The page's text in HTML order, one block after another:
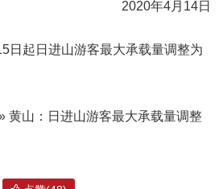
2020年4月14日
日起日进山游客最大承载量调整为
黄山：日进山游客最大承载量调整